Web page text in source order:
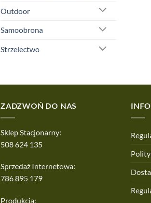
Outdoor
Samoobrona
Strzelectwo
ZADZWOŃ DO NAS
Sklep Stacjonarny:
508 624 135
Sprzedaż Internetowa:
786 895 179
Produkcja: